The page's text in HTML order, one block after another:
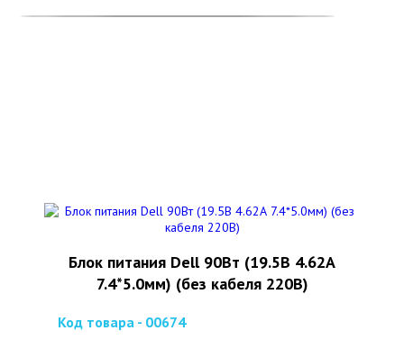
Блок питания Dell 90Вт (19.5В 4.62А
7.4*5.0мм) (без кабеля 220В)
Код товара - 00674